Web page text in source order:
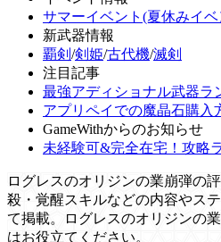
サマーイベント(夏休みイベ
新武器情報
覇剣 /剣姫/古代機/滅剣
注目記事
最強アディショナル武器ラ
アプリペイでの魔晶石購入
GameWithからのお知らせ
未経験可&完全在宅！攻略
ログレスのオリジンの業崩弾の
殺・覚醒スキルなどの内容やス
て掲載。ログレスのオリジンの
はお役立てください。